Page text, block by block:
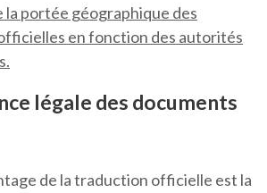
la portée géographique des
en fonction des autorités
légale des documents
de la traduction officielle est la